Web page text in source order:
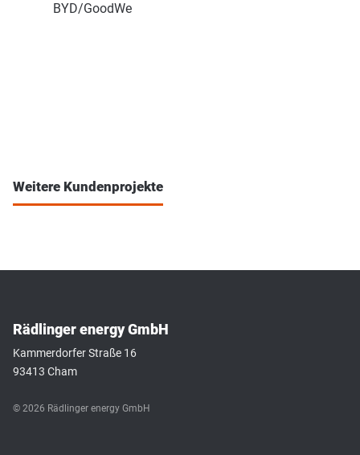
BYD/GoodWe
Weitere Kundenprojekte
Rädlinger energy GmbH
Kammerdorfer Straße 16
93413 Cham
© 2026 Rädlinger energy GmbH